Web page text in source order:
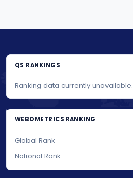
QS RANKINGS
Ranking data currently unavailable.
WEBOMETRICS RANKING
Global Rank
National Rank